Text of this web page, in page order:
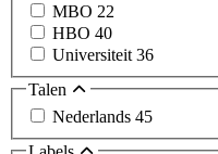
MBO 22
HBO 40
Universiteit 36
Talen
Nederlands 45